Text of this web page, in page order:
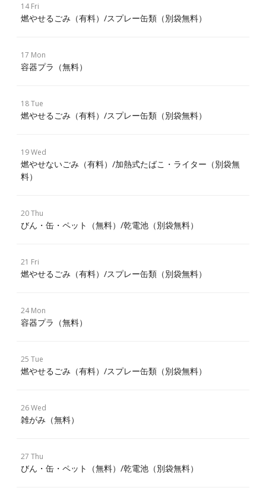
14 Fri
燃やせるごみ（有料）/スプレー缶類（別袋無料）
17 Mon
容器プラ（無料）
18 Tue
燃やせるごみ（有料）/スプレー缶類（別袋無料）
19 Wed
燃やせないごみ（有料）/加熱式たばこ・ライター（別袋無
料）
20 Thu
びん・缶・ペット（無料）/乾電池（別袋無料）
21 Fri
燃やせるごみ（有料）/スプレー缶類（別袋無料）
24 Mon
容器プラ（無料）
25 Tue
燃やせるごみ（有料）/スプレー缶類（別袋無料）
26 Wed
雑がみ（無料）
27 Thu
びん・缶・ペット（無料）/乾電池（別袋無料）